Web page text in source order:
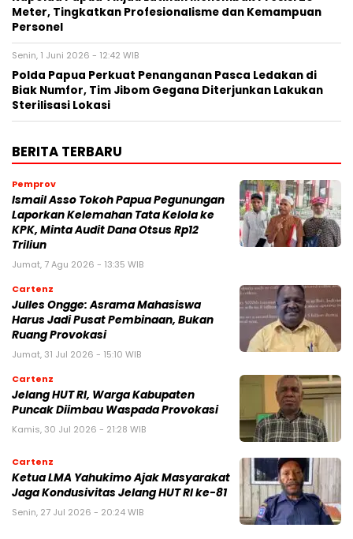
Meter, Tingkatkan Profesionalisme dan Kemampuan
Personel
Senin, 1 Juni 2026 - 12:42 WIB
Polda Papua Perkuat Penanganan Pasca Ledakan di
Biak Numfor, Tim Jibom Gegana Diterjunkan Lakukan
Sterilisasi Lokasi
BERITA TERBARU
Pemprov
Ismail Asso Tokoh Papua Pegunungan
Laporkan Kelemahan Tata Kelola ke
KPK, Minta Audit Dana Otsus Rp12
Triliun
Jumat, 7 Agu 2026 - 13:35 WIB
Cartenz
Julles Ongge: Asrama Mahasiswa
Harus Jadi Pusat Pembinaan, Bukan
Ruang Provokasi
Jumat, 31 Jul 2026 - 15:10 WIB
Cartenz
Jelang HUT RI, Warga Kabupaten
Puncak Diimbau Waspada Provokasi
Kamis, 30 Jul 2026 - 21:28 WIB
Cartenz
Ketua LMA Yahukimo Ajak Masyarakat
Jaga Kondusivitas Jelang HUT RI ke-81
Senin, 27 Jul 2026 - 20:24 WIB